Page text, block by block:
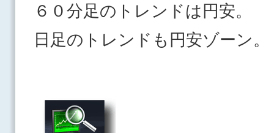
６０分足のトレンドは円安。
日足のトレンドも円安ゾーン。